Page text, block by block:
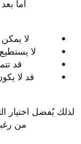
أما
لا
لا
قد
قد لا
لذلك يُفضل اختيار
من